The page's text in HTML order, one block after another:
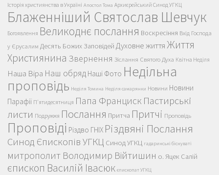
Історія християнства в Україні Апостол Тома Архиєрейський Синод УГКЦ
Блаженніший Святослав Шевчук
Богоявлення Великоднє послання Воскресіння Вхід Господа
у Єрусалим Десять Божих Заповідей Духовне життяЖиття
Християнина Звернення Зіслання Святого Духа Квітна Неділя
Наша Віра Наш обряд Наші Фото Недільна
проповідь Неділя Томина Неділя самарянки Новини Новини
Парафії П'ятидесятниця Папа Франциск Пастирські
листи Подружжя Послання Притча Притчі Проповідь
Проповіді Різдво ГНІХ Різдвяні Послання
Синод Єпископів УГКЦ Синод УГКЦ гадаринські біснуваті
митрополит Володимир Війтишин о. Яцек Салій
єпископ Василій Івасюк єпископат УГКЦ